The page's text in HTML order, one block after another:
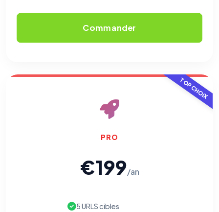
Commander
TOP CHOIX
PRO
€199/an
5 URLS cibles
Cookies essentiels TOUJOURS ACTIF
Nécessaires au fonctionnement du site : session, sécurité,